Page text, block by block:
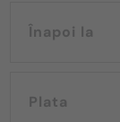
Înapoi la
Plata